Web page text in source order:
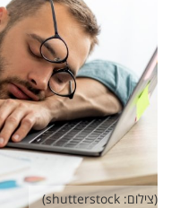
(צילום: shutterstock)